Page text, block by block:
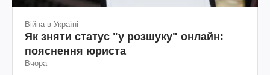
Війна в Україні
Як зняти статус "у розшуку" онлайн:
пояснення юриста
Вчора